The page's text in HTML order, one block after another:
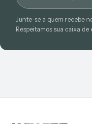
Junte-se a quem recebe
Respeitamos sua caixa de